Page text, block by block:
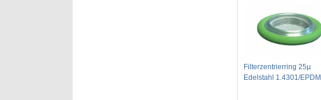
Filterzentrierring 25µ
Edelstahl 1.4301/EPDM